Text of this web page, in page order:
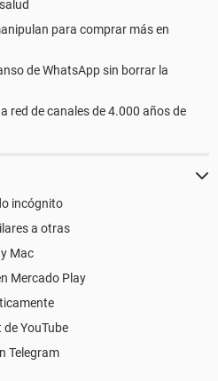
para comprar más en
de WhatsApp sin borrar la
red de canales de 4.000 años de
incógnito
a otras
Mac
Mercado Play
YouTube
Telegram